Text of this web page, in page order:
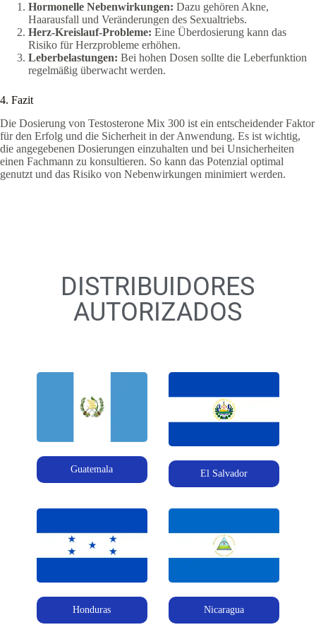
Hormonelle Nebenwirkungen: Dazu gehören Akne,
Haarausfall und Veränderungen des Sexualtriebs.
Herz-Kreislauf-Probleme: Eine Überdosierung kann das
Risiko für Herzprobleme erhöhen.
Leberbelastungen: Bei hohen Dosen sollte die Leberfunktion
regelmäßig überwacht werden.
4. Fazit
Die Dosierung von Testosterone Mix 300 ist ein entscheidender Faktor
für den Erfolg und die Sicherheit in der Anwendung. Es ist wichtig,
die angegebenen Dosierungen einzuhalten und bei Unsicherheiten
einen Fachmann zu konsultieren. So kann das Potenzial optimal
genutzt und das Risiko von Nebenwirkungen minimiert werden.
DISTRIBUIDORES
AUTORIZADOS
Guatemala El Salvador
Honduras Nicaragua